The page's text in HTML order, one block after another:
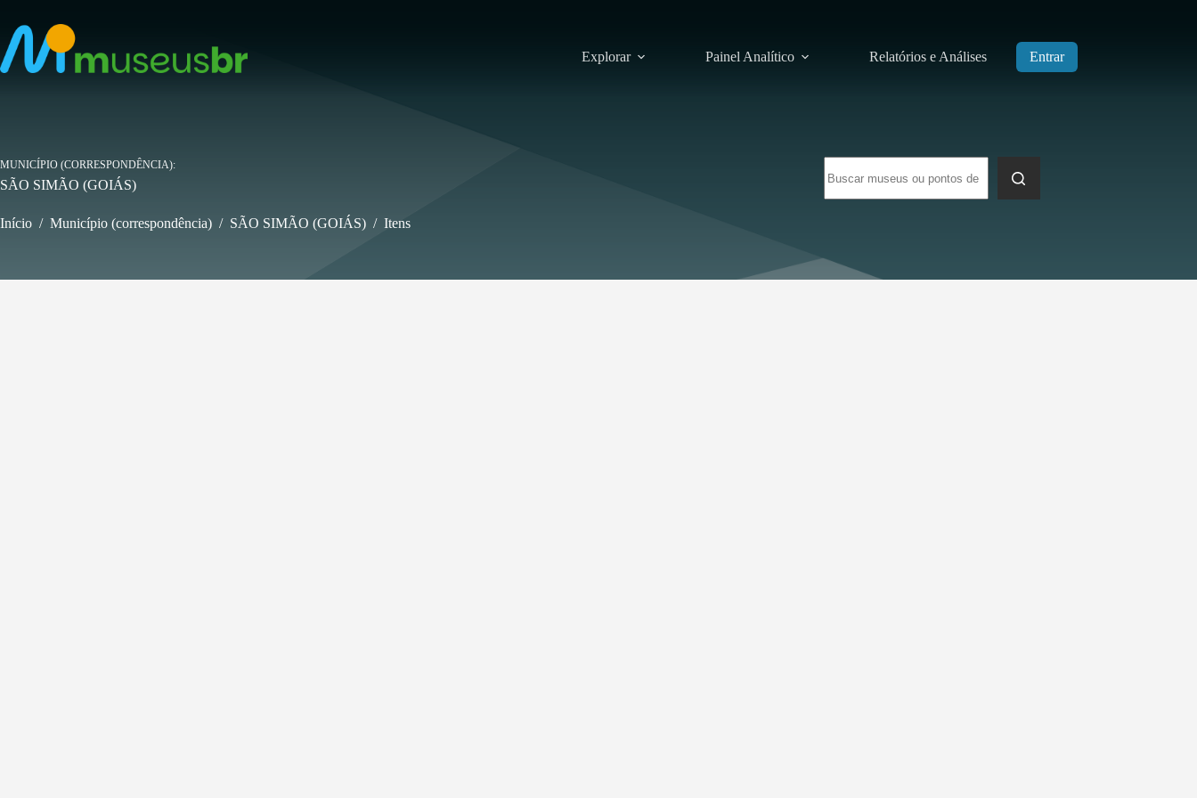
para
conteúdo
Explorar Painel Analítico Relatórios e Análises Entrar
resultados
MUNICÍPIO (CORRESPONDÊNCIA)
SÃO SIMÃO (GOIÁS)
Início / Município (correspondência) / SÃO SIMÃO (GOIÁS) / Itens